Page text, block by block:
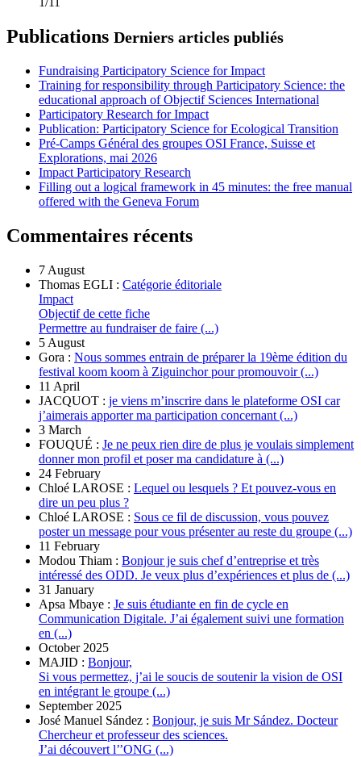
Publications Derniers articles publiés
Fundraising Participatory Science for Impact
Training for responsibility through Participatory Science: the
educational approach of Objectif Sciences International
Participatory Research for Impact
Publication: Participatory Science for Ecological Transition
Pré-Camps Général des groupes OSI France, Suisse et
Explorations, mai 2026
Impact Participatory Research
Filling out a logical framework in 45 minutes: the free manual
offered with the Geneva Forum
Commentaires récents
7 August
Thomas EGLI : Catégorie éditoriale
Impact
Objectif de cette fiche
Permettre au fundraiser de faire (...)
5 August
Gora : Nous sommes entrain de préparer la 19ème édition du
festival koom koom à Ziguinchor pour promouvoir (...)
11 April
JACQUOT : je viens m’inscrire dans le plateforme OSI car
j’aimerais apporter ma participation concernant (...)
3 March
FOUQUÉ : Je ne peux rien dire de plus je voulais simplement
donner mon profil et poser ma candidature à (...)
24 February
Chloé LAROSE : Lequel ou lesquels ? Et pouvez-vous en
dire un peu plus ?
Chloé LAROSE : Sous ce fil de discussion, vous pouvez
poster un message pour vous présenter au reste du groupe (...)
11 February
Modou Thiam : Bonjour je suis chef d’entreprise et très
intéressé des ODD. Je veux plus d’expériences et plus de (...)
31 January
Apsa Mbaye : Je suis étudiante en fin de cycle en
Communication Digitale. J’ai également suivi une formation
en (...)
October 2025
MAJID : Bonjour,
Si vous permettez, j’ai le soucis de soutenir la vision de OSI
en intégrant le groupe (...)
September 2025
José Manuel Sández : Bonjour, je suis Mr Sández. Docteur
Chercheur et professeur des sciences.
J’ai découvert l’’ONG (...)